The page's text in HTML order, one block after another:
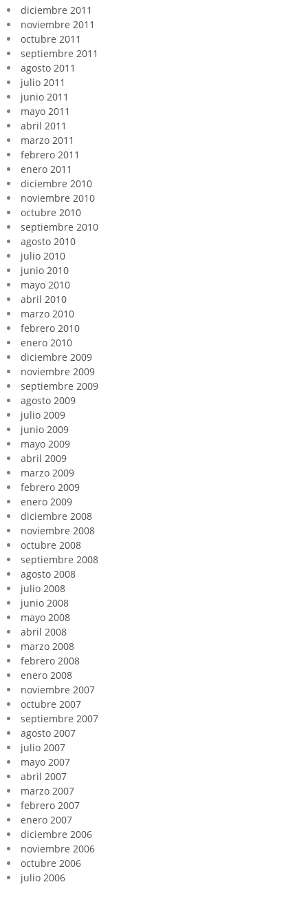
diciembre 2011
noviembre 2011
octubre 2011
septiembre 2011
agosto 2011
julio 2011
junio 2011
mayo 2011
abril 2011
marzo 2011
febrero 2011
enero 2011
diciembre 2010
noviembre 2010
octubre 2010
septiembre 2010
agosto 2010
julio 2010
junio 2010
mayo 2010
abril 2010
marzo 2010
febrero 2010
enero 2010
diciembre 2009
noviembre 2009
septiembre 2009
agosto 2009
julio 2009
junio 2009
mayo 2009
abril 2009
marzo 2009
febrero 2009
enero 2009
diciembre 2008
noviembre 2008
octubre 2008
septiembre 2008
agosto 2008
julio 2008
junio 2008
mayo 2008
abril 2008
marzo 2008
febrero 2008
enero 2008
noviembre 2007
octubre 2007
septiembre 2007
agosto 2007
julio 2007
mayo 2007
abril 2007
marzo 2007
febrero 2007
enero 2007
diciembre 2006
noviembre 2006
octubre 2006
julio 2006